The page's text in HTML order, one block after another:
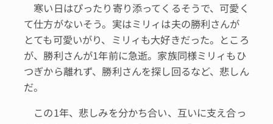
寒い日はぴったり寄り添ってくるそうで、可愛く
て仕方がないそう。実はミリィは夫の勝利さんが
とても可愛いがり、ミリィも大好きだった。ところ
が、勝利さんが1年前に急逝。家族同様ミリィもひ
つぎから離れず、勝利さんを探し回るなど、悲しん
だ。
この1年、悲しみを分かち合い、互いに支え合っ